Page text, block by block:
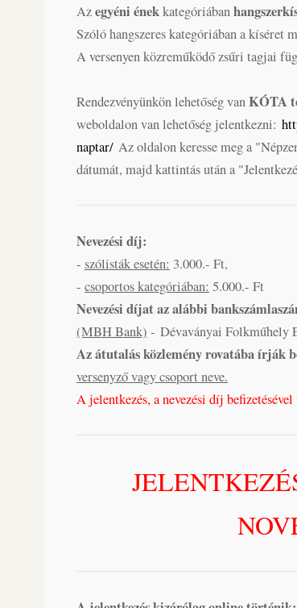
Azegyéni énekkategóriában
Szóló hangszeres kategóriában a kíséret
A versenyen közreműködő zsűri tagjai
Rendezvényünkön lehetőség vanKÓTA
weboldalon van lehetőség jelentkezni:
naptar/ Az oldalon keresse meg a
dátumát, majd kattintás után a
Nevezési díj:
- szólisták esetén: 3.000.- Ft,
- csoportos kategóriában: 5.000.- Ft
Nevezési díjat az alábbi
(MBH Bank) - Dévaványai Folkműhely
Az átutalás közlemény rovatába írják
versenyző vagy csoport neve.
A jelentkezés, a nevezési díj befizetésével